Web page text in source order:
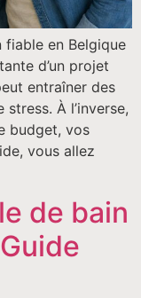
fiable en Belgique
d’un projet
entraîner des
À l’inverse,
budget, vos
vous allez
de bain